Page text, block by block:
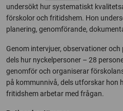
undersökt hur systematiskt
förskolor och fritidshem. Hon
planering, genomförande,
Genom intervjuer, observationer
dels hur nyckelpersoner – 28
genomför och organiserar
på kommunnivå, dels utforskar hon
fritidshem arbetar med frågan.